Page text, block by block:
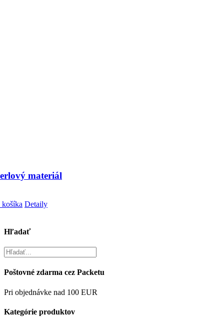
materiál
Detaily
Hľadať
Poštovné zdarma cez Packetu
Pri objednávke nad 100 EUR
Kategórie produktov